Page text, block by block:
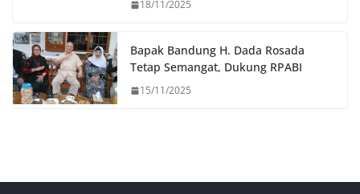
18/11/2025
Bapak Bandung H. Dada Rosada
Tetap Semangat, Dukung RPABI
15/11/2025